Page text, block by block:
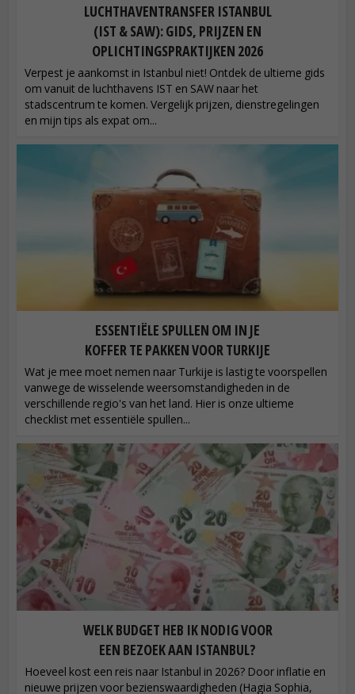
LUCHTHAVENTRANSFER ISTANBUL
(IST & SAW): GIDS, PRIJZEN EN
OPLICHTINGSPRAKTIJKEN 2026
Verpest je aankomst in Istanbul niet! Ontdek de ultieme gids
om vanuit de luchthavens IST en SAW naar het
stadscentrum te komen. Vergelijk prijzen, dienstregelingen
en mijn tips als expat om...
ESSENTIËLE SPULLEN OM IN JE
KOFFER TE PAKKEN VOOR TURKIJE
Wat je mee moet nemen naar Turkije is lastig te voorspellen
vanwege de wisselende weersomstandigheden in de
verschillende regio's van het land. Hier is onze ultieme
checklist met essentiële spullen...
WELK BUDGET HEB IK NODIG VOOR
EEN BEZOEK AAN ISTANBUL?
Hoeveel kost een reis naar Istanbul in 2026? Door inflatie en
nieuwe prijzen voor bezienswaardigheden (Hagia Sophia,